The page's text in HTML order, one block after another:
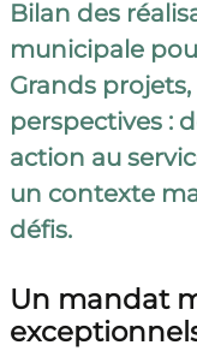
Bilan des
municipale
Grands
perspectives :
action au
un contexte
défis.
Un mandat